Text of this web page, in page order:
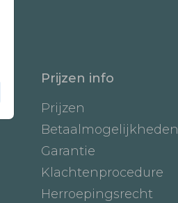
Prijzen info
Prijzen
Betaalmogelijkheden
Garantie
Klachtenprocedure
Herroepingsrecht